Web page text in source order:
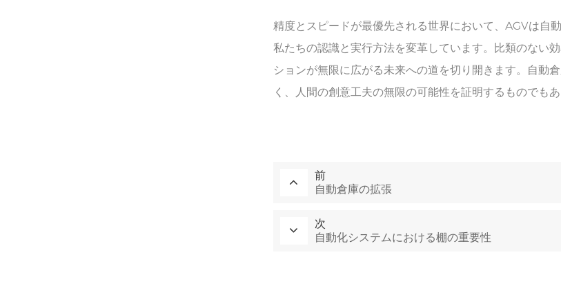
精度とスピードが最優先される世界において、AGVは自
私たちの認識と実行方法を変革しています。比類のない
ションが無限に広がる未来への道を切り開きます。自動
く、人間の創意工夫の無限の可能性を証明するものでもあ
前
自動倉庫の拡張
次
自動化システムにおける棚の重要性